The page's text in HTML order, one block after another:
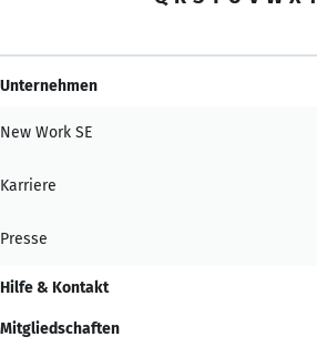
Unternehmen
New Work SE
Karriere
Presse
Hilfe & Kontakt
Mitgliedschaften